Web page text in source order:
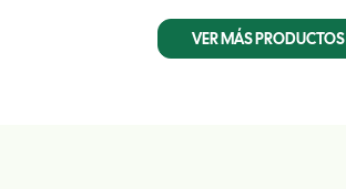
VER MÁS PRODUCTOS